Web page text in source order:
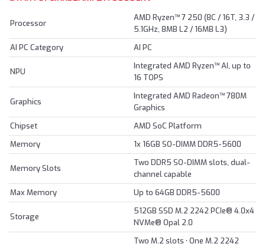
Processor
AMD Ryzen™ 7 250 (8C / 16T, 3.3 /
5.1GHz, 8MB L2 / 16MB L3)
AI PC Category
AI PC
NPU
Integrated AMD Ryzen™ AI, up to
16 TOPS
Graphics
Integrated AMD Radeon™ 780M
Graphics
Chipset
AMD SoC Platform
Memory
1x 16GB SO-DIMM DDR5-5600
Memory Slots
Two DDR5 SO-DIMM slots, dual-
channel capable
Max Memory
Up to 64GB DDR5-5600
Storage
512GB SSD M.2 2242 PCIe® 4.0x4
NVMe® Opal 2.0
Two M.2 slots • One M.2 2242